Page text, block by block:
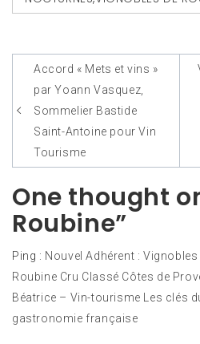
Navigation
de
l’article
Accord « Mets et vins »
par Yoann Vasquez,
Sommelier Bastide
Saint-Antoine pour Vin
Tourisme
One thought
Roubine”
Ping : Nouvel Adhérent :
Roubine Cru Classé Côtes de
Béatrice – Vin-tourisme Les clés
gastronomie française